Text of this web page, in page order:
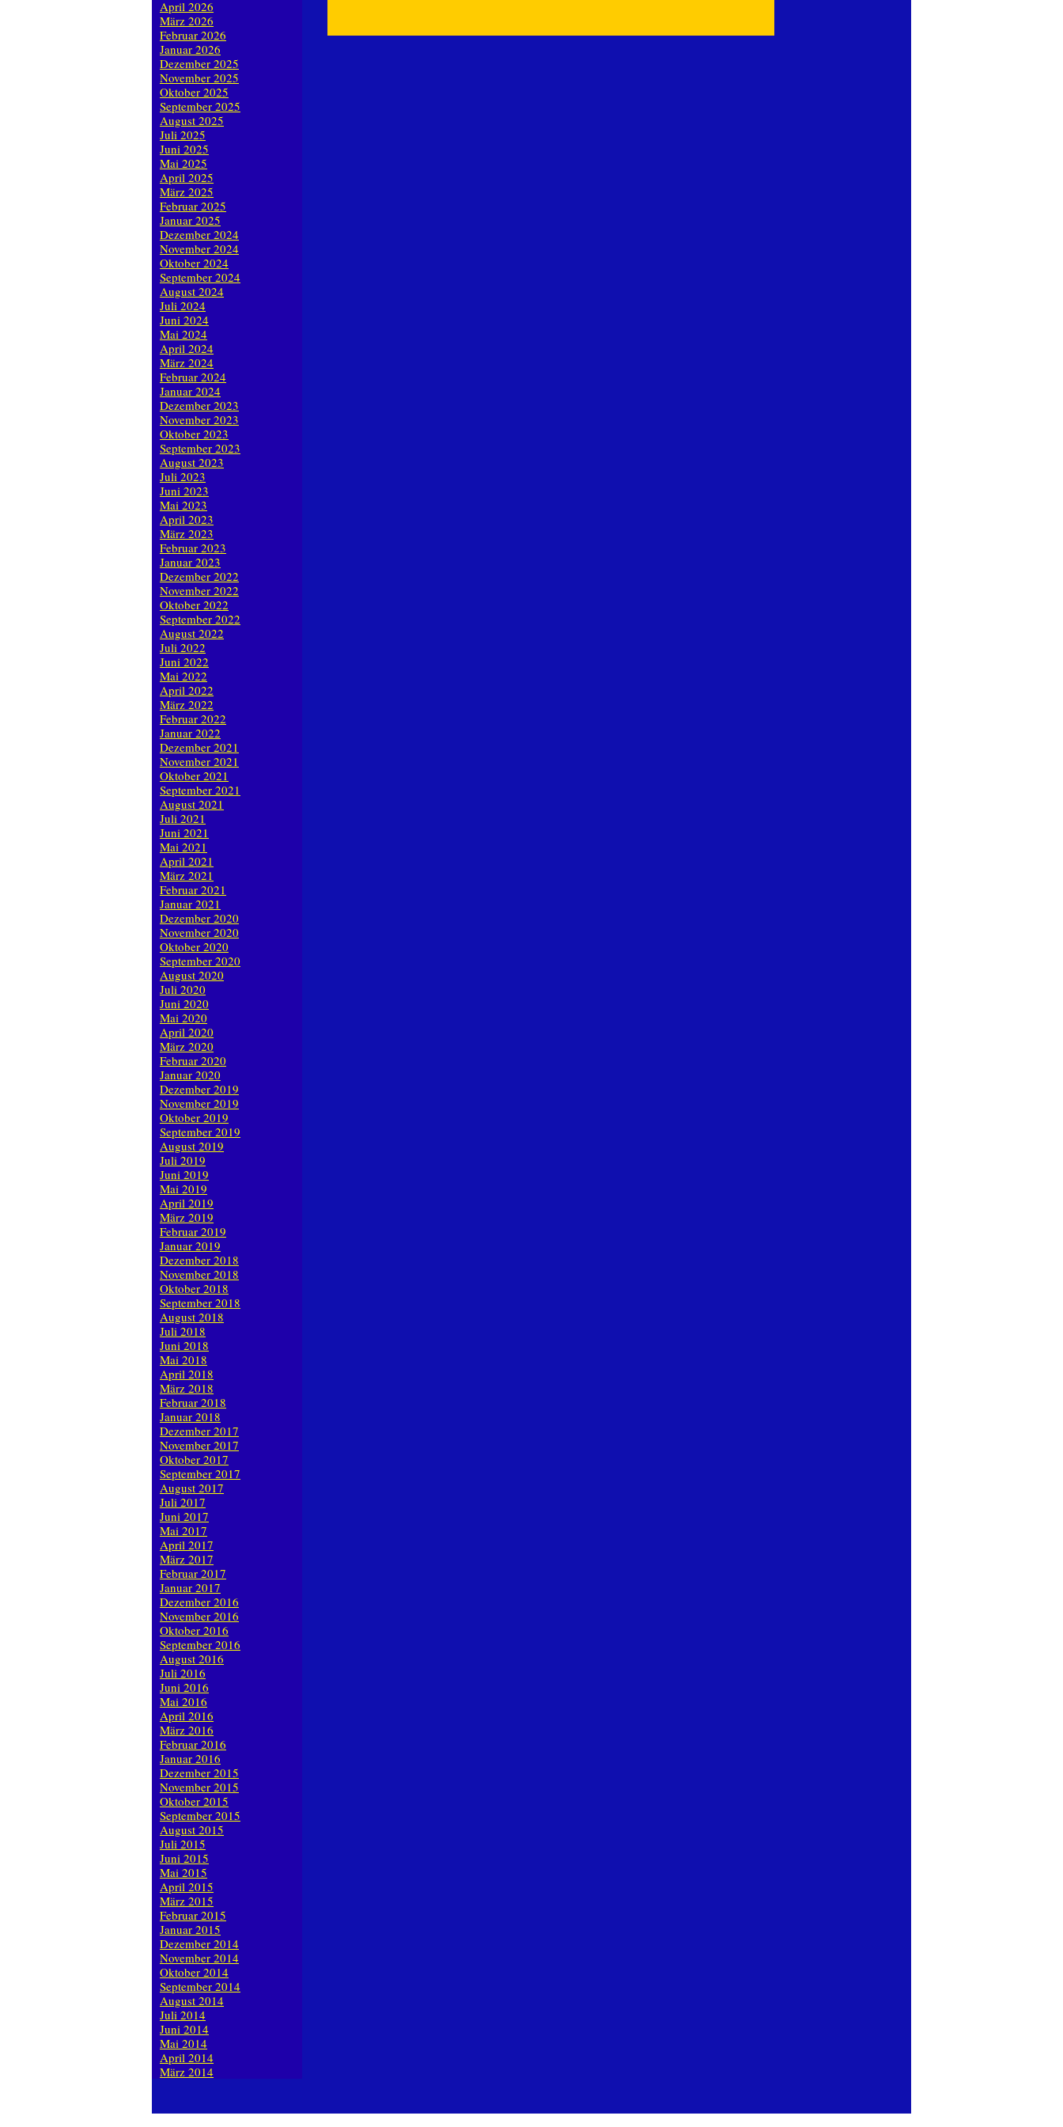
April 2026
März 2026
Februar 2026
Januar 2026
Dezember 2025
November 2025
Oktober 2025
September 2025
August 2025
Juli 2025
Juni 2025
Mai 2025
April 2025
März 2025
Februar 2025
Januar 2025
Dezember 2024
November 2024
Oktober 2024
September 2024
August 2024
Juli 2024
Juni 2024
Mai 2024
April 2024
März 2024
Februar 2024
Januar 2024
Dezember 2023
November 2023
Oktober 2023
September 2023
August 2023
Juli 2023
Juni 2023
Mai 2023
April 2023
März 2023
Februar 2023
Januar 2023
Dezember 2022
November 2022
Oktober 2022
September 2022
August 2022
Juli 2022
Juni 2022
Mai 2022
April 2022
März 2022
Februar 2022
Januar 2022
Dezember 2021
November 2021
Oktober 2021
September 2021
August 2021
Juli 2021
Juni 2021
Mai 2021
April 2021
März 2021
Februar 2021
Januar 2021
Dezember 2020
November 2020
Oktober 2020
September 2020
August 2020
Juli 2020
Juni 2020
Mai 2020
April 2020
März 2020
Februar 2020
Januar 2020
Dezember 2019
November 2019
Oktober 2019
September 2019
August 2019
Juli 2019
Juni 2019
Mai 2019
April 2019
März 2019
Februar 2019
Januar 2019
Dezember 2018
November 2018
Oktober 2018
September 2018
August 2018
Juli 2018
Juni 2018
Mai 2018
April 2018
März 2018
Februar 2018
Januar 2018
Dezember 2017
November 2017
Oktober 2017
September 2017
August 2017
Juli 2017
Juni 2017
Mai 2017
April 2017
März 2017
Februar 2017
Januar 2017
Dezember 2016
November 2016
Oktober 2016
September 2016
August 2016
Juli 2016
Juni 2016
Mai 2016
April 2016
März 2016
Februar 2016
Januar 2016
Dezember 2015
November 2015
Oktober 2015
September 2015
August 2015
Juli 2015
Juni 2015
Mai 2015
April 2015
März 2015
Februar 2015
Januar 2015
Dezember 2014
November 2014
Oktober 2014
September 2014
August 2014
Juli 2014
Juni 2014
Mai 2014
April 2014
März 2014